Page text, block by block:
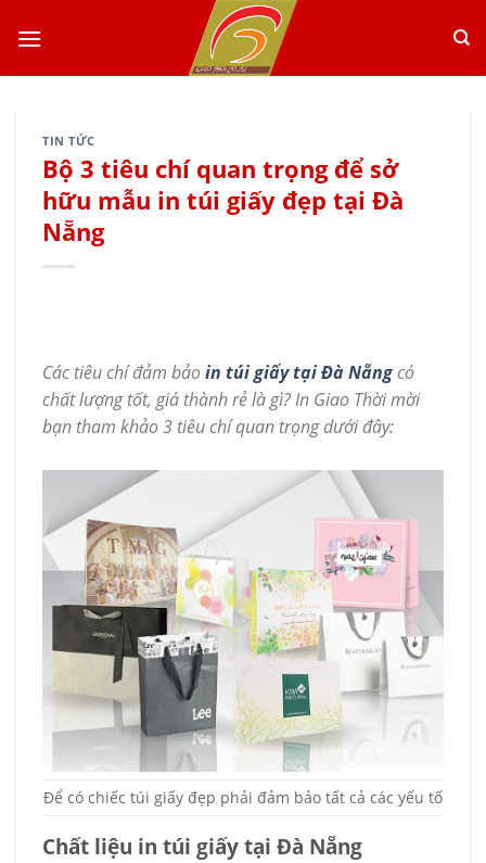
TIN TỨC
Bộ 3 tiêu chí quan trọng để sở
hữu mẫu in túi giấy đẹp tại Đà
Nẵng
Các tiêu chí đảm bảoin túi giấy tại Đà Nẵngcó
chất lượng tốt, giá thành rẻ là gì? In Giao Thời mời
bạn tham khảo 3 tiêu chí quan trọng dưới đây:
Để có chiếc túi giấy đẹp phải đảm bảo tất cả các yếu tố
Chất liệu in túi giấy tại Đà Nẵng